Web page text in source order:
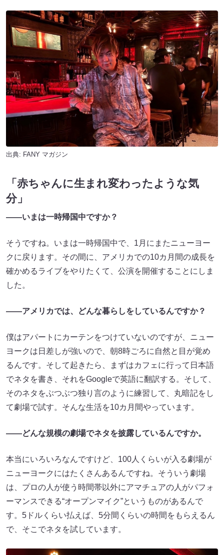
出典: FANY マガジン
「赤ちゃんに生まれ変わったような気
分」
――いまは一時帰国中ですか？
そうですね。いまは一時帰国中で、1月にまたニューヨー
クに戻ります。その間に、アメリカでの10カ月間の成長を
確かめるライブをやりたくて、公演を開催することにしま
した。
――アメリカでは、どんな暮らしをしているんですか？
僕はアパートにカーテンをつけていないのですが、ニュー
ヨークは日差しが強いので、朝8時ごろに自然と目が覚め
るんです。そして起きたら、まずはカフェに行って日本語
でネタを書き、それをGoogleで英語に翻訳する。そして、
そのネタをぶつぶつ独り言のように練習して、丸暗記をし
て劇場で試す。そんな生活を10カ月間やっています。
――どんな規模の劇場でネタを披露しているんですか。
本当にいろいろなんですけど、100人くらいが入る劇場が
ニューヨークにはたくさんあるんですね。そういう劇場
は、プロの人が使う時間帯以外にアマチュアの人がパフォ
ーマンスできる“オープンマイク”というものがあるんで
す。5ドルくらい払えば、5分間くらいの時間をもらえるん
で、そこでネタを試しています。